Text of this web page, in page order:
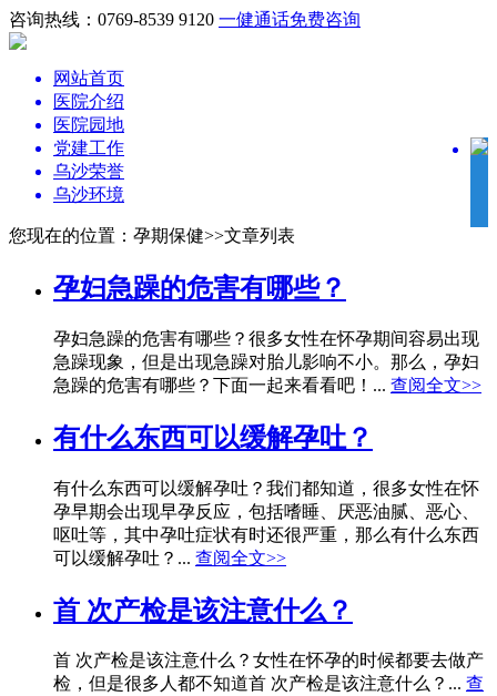
咨询热线：0769-8539 9120 一健通话免费咨询
网站首页
医院介绍
医院园地
党建工作
乌沙荣誉
乌沙环境
您现在的位置：孕期保健>>文章列表
孕妇急躁的危害有哪些？
孕妇急躁的危害有哪些？很多女性在怀孕期间容易出现
急躁现象，但是出现急躁对胎儿影响不小。那么，孕妇
急躁的危害有哪些？下面一起来看看吧！... 查阅全文>>
有什么东西可以缓解孕吐？
有什么东西可以缓解孕吐？我们都知道，很多女性在怀
孕早期会出现早孕反应，包括嗜睡、厌恶油腻、恶心、
呕吐等，其中孕吐症状有时还很严重，那么有什么东西
可以缓解孕吐？... 查阅全文>>
首 次产检是该注意什么？
首 次产检是该注意什么？女性在怀孕的时候都要去做产
检，但是很多人都不知道首 次产检是该注意什么？... 查